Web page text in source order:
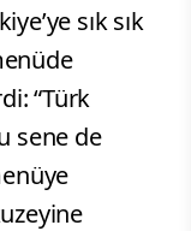
sık sık
“Türk
sene de